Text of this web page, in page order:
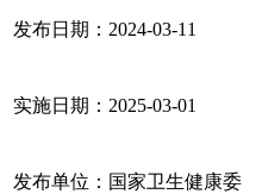
发布日期：2024-03-11
实施日期：2025-03-01
发布单位：国家卫生健康委